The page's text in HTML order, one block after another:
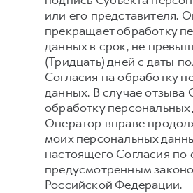
или его представителя.
прекращает обработку
данных в срок, не
(Тридцать) дней с даты
Согласия на обработку
данных. В случае отзыва
обработку
Оператор вправе
моих персональных
настоящего Согласия по
предусмотренным
Российской Федерации.